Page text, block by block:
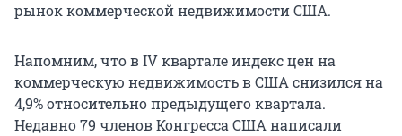
рынок коммерческой недвижимости США.
Напомним, что в IV квартале индекс цен на
коммерческую недвижимость в США снизился на
4,9% относительно предыдущего квартала.
Недавно 79 членов Конгресса США написали